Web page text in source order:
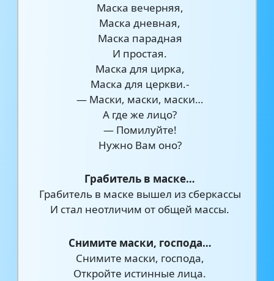
Маска вечерняя,
Маска дневная,
Маска парадная
И простая.
Маска для цирка,
Маска для церкви.-
— Маски, маски, маски…
А где же лицо?
— Помилуйте!
Нужно Вам оно?
Грабитель в маске…
Грабитель в маске вышел из сберкассы
И стал неотличим от общей массы.
Снимите маски, господа…
Снимите маски, господа,
Откройте истинные лица.